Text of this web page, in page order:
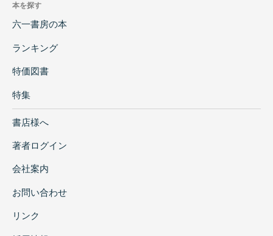
本を探す
六一書房の本
ランキング
特価図書
特集
書店様へ
著者ログイン
会社案内
お問い合わせ
リンク